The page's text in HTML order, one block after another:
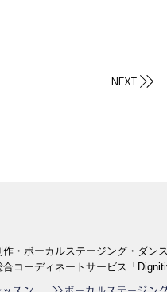
NEXT
作・ボーカルステージング・ダン
合コーディネートサービス「